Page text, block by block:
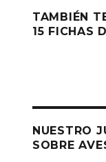
TAMBIÉN
15 FICHAS
NUESTRO
SOBRE